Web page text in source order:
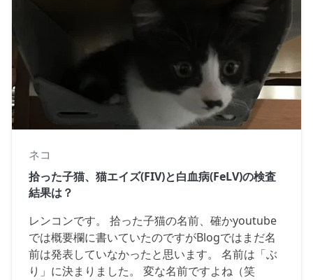
ネコ
拾った子猫、猫エイズ(FIV)と白血病(FeLV)の検査
結果は？
レンコンです。 拾った子猫の名前、確かyoutube
では概要欄に書いていたのですがBlogではまだ名
前は発表していなかったと思います。 名前は「ぶ
り」に決まりました。 変な名前ですよね（笑